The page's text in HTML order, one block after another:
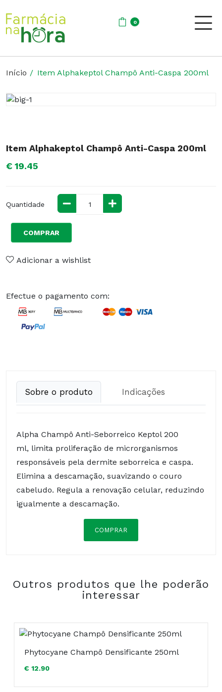
0
Início Item Alphakeptol Champô Anti-Caspa 200ml
Item Alphakeptol Champô Anti-Caspa 200ml
€ 19.45
Quantidade
COMPRAR
Adicionar a wishlist
Efectue o pagamento com:
Sobre o produto Indicações
Alpha Champô Anti-Seborreico Keptol 200
ml, limita proliferação de microrganismos
responsáveis pela dermite seborreica e caspa.
Elimina a descamação, suavizando o couro
cabeludo. Regula a renovação celular, reduzindo
igualmente a descamação.
COMPRAR
Composição:
COMPRAR
Outros produtos que lhe poderão
interessar
Phytocyane Champô Densificante 250ml
€ 12.90